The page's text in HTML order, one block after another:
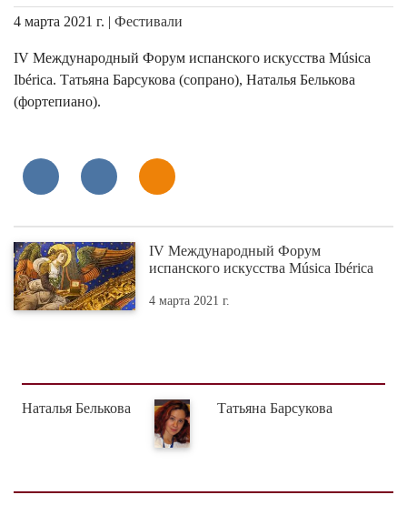
4 марта 2021 г. | Фестивали
IV Международный Форум испанского искусства Música
Ibérica. Татьяна Барсукова (сопрано), Наталья Белькова
(фортепиано).
IV Международный Форум
испанского искусства Música Ibérica
4 марта 2021 г.
Наталья Белькова Татьяна Барсукова